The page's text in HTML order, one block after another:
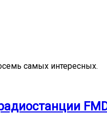
самых интересных.